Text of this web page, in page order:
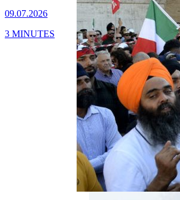
09.07.2026
3 MINUTES